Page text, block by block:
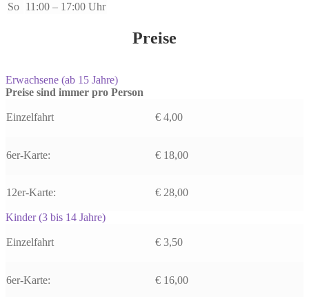
So 11:00 – 17:00 Uhr
Preise
Erwachsene (ab 15 Jahre)
Preise sind immer pro Person
Einzelfahrt € 4,00
6er-Karte: € 18,00
12er-Karte: € 28,00
Kinder (3 bis 14 Jahre)
Einzelfahrt € 3,50
6er-Karte: € 16,00